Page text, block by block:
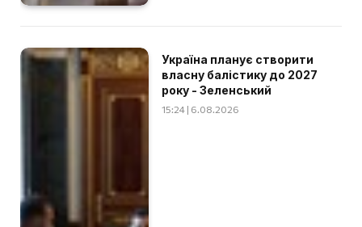
Україна планує створити
власну балістику до 2027
року - Зеленський
15:24 | 6.08.2026